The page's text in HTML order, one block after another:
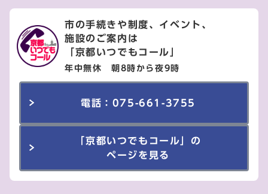
市の手続きや制度、イベント、
施設のご案内は
「京都いつでもコール」
年中無休 朝8時から夜9時
電話：075-661-3755
「京都いつでもコール」の
ページを見る